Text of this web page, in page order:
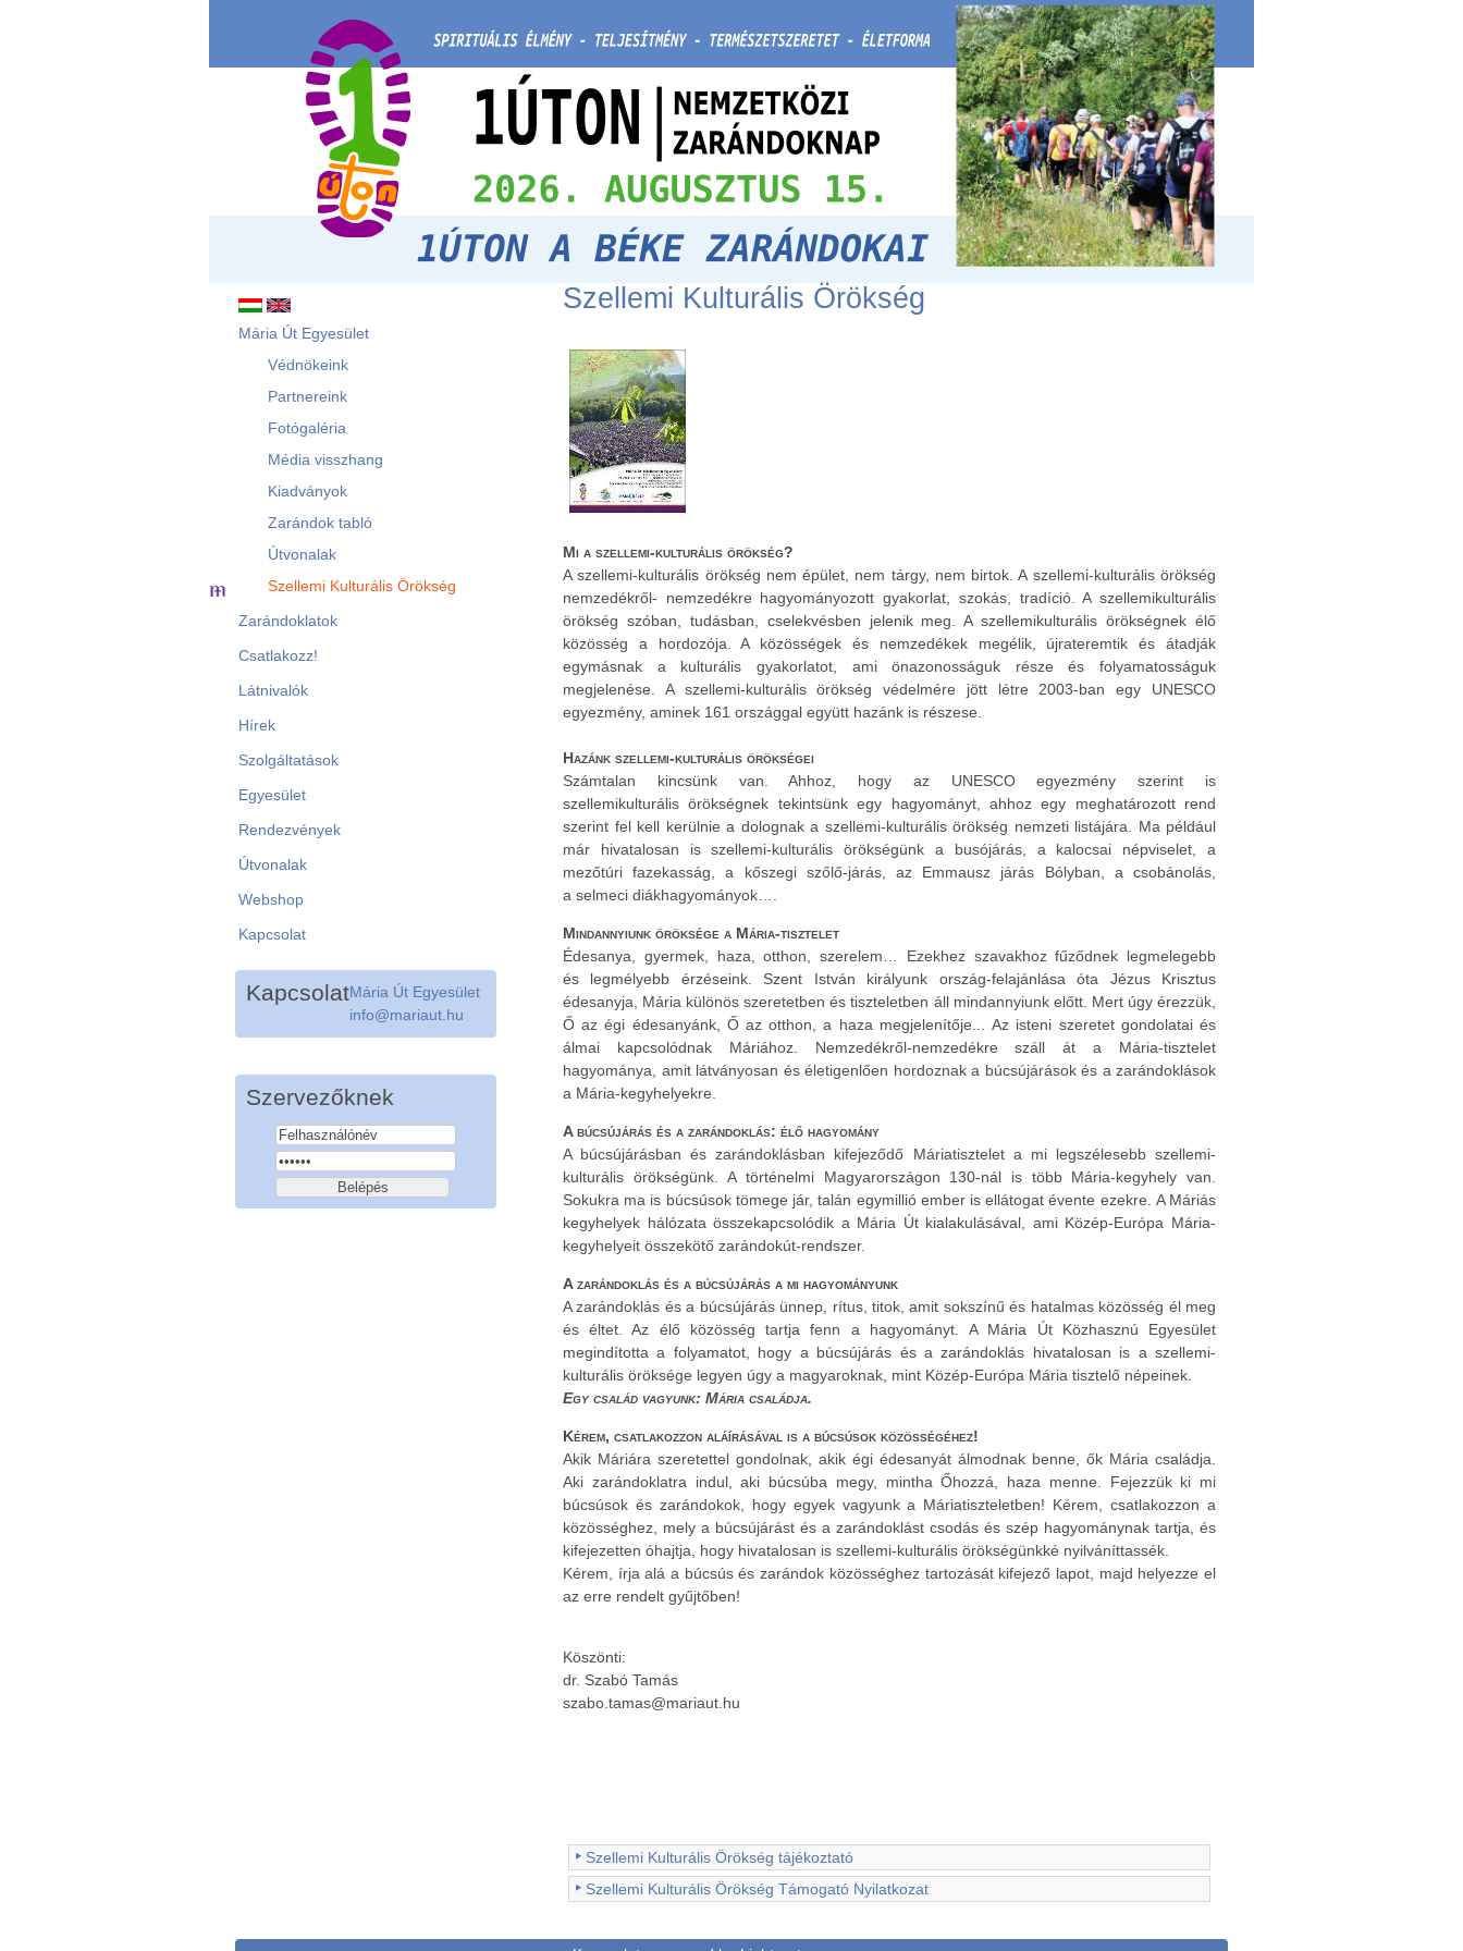
Mária Út Egyesület
Védnökeink
Partnereink
Fotógaléria
Média visszhang
Kiadványok
Zarándok tabló
Útvonalak
Szellemi Kulturális Örökség
Zarándoklatok
Csatlakozz!
Látnivalók
Hírek
Szolgáltatások
Egyesület
Rendezvények
Útvonalak
Webshop
Kapcsolat
KapcsolatMária Út Egyesület
info@mariaut.hu
Szervezőknek
Szellemi Kulturális Örökség
Mi a szellemi-kulturális örökség?
A szellemi-kulturális örökség nem épület, nem tárgy, nem birtok. A szellemi-kulturális örökség
nemzedékről- nemzedékre hagyományozott gyakorlat, szokás, tradíció. A szellemikulturális
örökség szóban, tudásban, cselekvésben jelenik meg. A szellemikulturális örökségnek élő
közösség a hordozója. A közösségek és nemzedékek megélik, újrateremtik és átadják
egymásnak a kulturális gyakorlatot, ami önazonosságuk része és folyamatosságuk
megjelenése. A szellemi-kulturális örökség védelmére jött létre 2003-ban egy UNESCO
egyezmény, aminek 161 országgal együtt hazánk is részese.
Hazánk szellemi-kulturális örökségei
Számtalan kincsünk van. Ahhoz, hogy az UNESCO egyezmény szerint is
szellemikulturális örökségnek tekintsünk egy hagyományt, ahhoz egy meghatározott rend
szerint fel kell kerülnie a dolognak a szellemi-kulturális örökség nemzeti listájára. Ma például
már hivatalosan is szellemi-kulturális örökségünk a busójárás, a kalocsai népviselet, a
mezőtúri fazekasság, a kőszegi szőlő-járás, az Emmausz járás Bólyban, a csobánolás,
a selmeci diákhagyományok….
Mindannyiunk öröksége a Mária-tisztelet
Édesanya, gyermek, haza, otthon, szerelem… Ezekhez szavakhoz fűződnek legmelegebb
és legmélyebb érzéseink. Szent István királyunk ország-felajánlása óta Jézus Krisztus
édesanyja, Mária különös szeretetben és tiszteletben áll mindannyiunk előtt. Mert úgy érezzük,
Ő az égi édesanyánk, Ő az otthon, a haza megjelenítője... Az isteni szeretet gondolatai és
álmai kapcsolódnak Máriához. Nemzedékről-nemzedékre száll át a Mária-tisztelet
hagyománya, amit látványosan és életigenlően hordoznak a búcsújárások és a zarándoklások
a Mária-kegyhelyekre.
A búcsújárás és a zarándoklás: élő hagyomány
A búcsújárásban és zarándoklásban kifejeződő Máriatisztelet a mi legszélesebb szellemi-
kulturális örökségünk. A történelmi Magyarországon 130-nál is több Mária-kegyhely van.
Sokukra ma is búcsúsok tömege jár, talán egymillió ember is ellátogat évente ezekre. A Máriás
kegyhelyek hálózata összekapcsolódik a Mária Út kialakulásával, ami Közép-Európa Mária-
kegyhelyeit összekötő zarándokút-rendszer.
A zarándoklás és a búcsújárás a mi hagyományunk
A zarándoklás és a búcsújárás ünnep, rítus, titok, amit sokszínű és hatalmas közösség él meg
és éltet. Az élő közösség tartja fenn a hagyományt. A Mária Út Közhasznú Egyesület
megindította a folyamatot, hogy a búcsújárás és a zarándoklás hivatalosan is a szellemi-
kulturális öröksége legyen úgy a magyaroknak, mint Közép-Európa Mária tisztelő népeinek.
Egy család vagyunk: Mária családja.
Kérem, csatlakozzon aláírásával is a búcsúsok közösségéhez!
Akik Máriára szeretettel gondolnak, akik égi édesanyát álmodnak benne, ők Mária családja.
Aki zarándoklatra indul, aki búcsúba megy, mintha Őhozzá, haza menne. Fejezzük ki mi
búcsúsok és zarándokok, hogy egyek vagyunk a Máriatiszteletben! Kérem, csatlakozzon a
közösséghez, mely a búcsújárást és a zarándoklást csodás és szép hagyománynak tartja, és
kifejezetten óhajtja, hogy hivatalosan is szellemi-kulturális örökségünkké nyilváníttassék.
Kérem, írja alá a búcsús és zarándok közösséghez tartozását kifejező lapot, majd helyezze el
az erre rendelt gyűjtőben!
Köszönti:
dr. Szabó Tamás
szabo.tamas@mariaut.hu
Szellemi Kulturális Örökség tájékoztató
Szellemi Kulturális Örökség Támogató Nyilatkozat